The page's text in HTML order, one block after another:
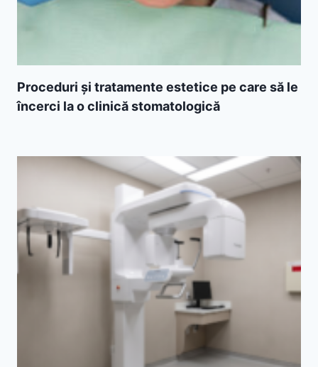
Proceduri și tratamente estetice pe care să le
încerci la o clinică stomatologică